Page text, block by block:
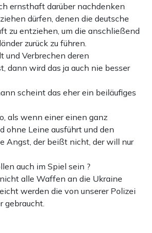
ernsthaft darüber nachdenken
dürfen, denen die deutsche
zu entziehen, um die anschließend
zurück zu führen.
und Verbrechen deren
dann wird das ja auch nie besser
scheint das eher ein beiläufiges
als wenn einer einen ganz
ohne Leine ausführt und den
Angst, der beißt nicht, der will nur
auch im Spiel sein ?
alle Waffen an die Ukraine
werden die von unserer Polizei
gebraucht.